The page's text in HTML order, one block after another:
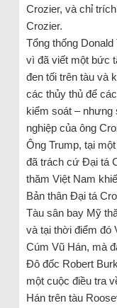
Crozier, và chỉ
Crozier.
Tổng thống
vì đã viết một bức
đen tối trên tàu và
các thủy thủ để
kiểm soát – nhưng
nghiệp của ông
Ông Trump, tại
đã trách cứ Đại tá
thăm Việt Nam
Bản thân Đại tá
Tàu sân bay Mỹ
và tại thời điểm đó
Cúm Vũ Hán, mà
Đô đốc Robert
một cuộc điều tra
Hán trên tàu